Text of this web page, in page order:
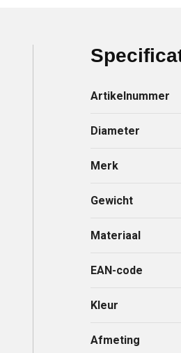
Artikelnummer
Diameter
Merk
Gewicht
Materiaal
EAN-code
Kleur
Afmeting